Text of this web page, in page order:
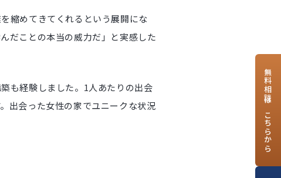
無料相談はこちらから
縮めてきてくれるという展開にな
だことの本当の威力だ」と実感した
も経験しました。1人あたりの出会
出会った女性の家でユニークな状況